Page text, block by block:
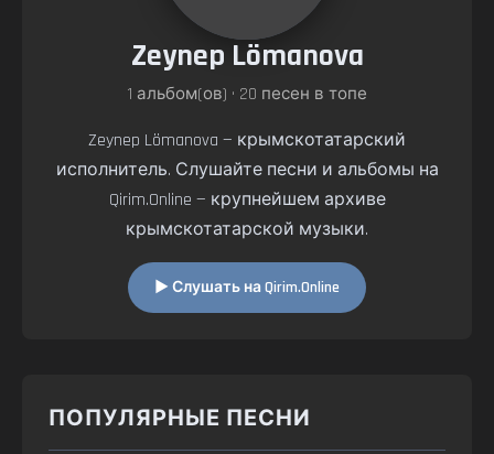
Zeynep Lömanova
1 альбом(ов) • 20 песен в топе
Zeynep Lömanova — крымскотатарский
исполнитель. Слушайте песни и альбомы на
Qirim.Online — крупнейшем архиве
крымскотатарской музыки.
▶ Слушать на Qirim.Online
ПОПУЛЯРНЫЕ ПЕСНИ